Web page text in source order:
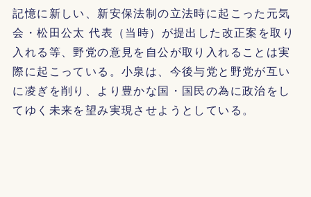
記憶に新しい、新安保法制の立法時に起こった元気
会・松田公太 代表（当時）が提出した改正案を取り
入れる等、野党の意見を自公が取り入れることは実
際に起こっている。小泉は、今後与党と野党が互い
に凌ぎを削り、より豊かな国・国民の為に政治をし
てゆく未来を望み実現させようとしている。